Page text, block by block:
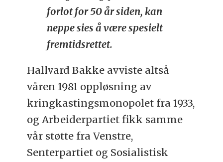
forlot for 50 år siden, kan
neppe sies å være spesielt
fremtidsrettet.
Hallvard Bakke avviste altså
våren 1981 oppløsning av
kringkastingsmonopolet fra 1933,
og Arbeiderpartiet fikk samme
vår støtte fra Venstre,
Senterpartiet og Sosialistisk